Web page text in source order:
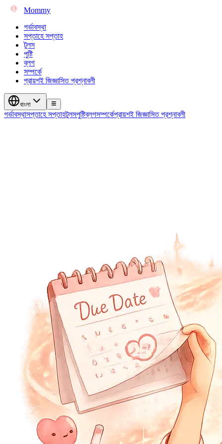
Mommy
গর্ভাবস্থা
সপ্তাহে সপ্তাহ
টুলস
পুষ্টি
ব্লগ
সম্পর্কে
প্রায়শই জিজ্ঞাসিত প্রশ্নাবলী
বাংলা
গর্ভাবস্থাসপ্তাহে সপ্তাহটুলসপুষ্টিব্লগসম্পর্কেপ্রায়শই জিজ্ঞাসিত প্রশ্নাবলী